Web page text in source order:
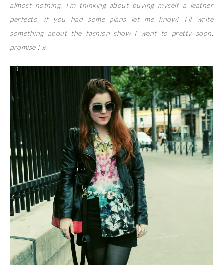
almost nothing. I’m thinking about buying myself a leather
perfecto, if you had some plans let me know! I’ll write
something about the fashion show I went to pretty soon,
promise ! x